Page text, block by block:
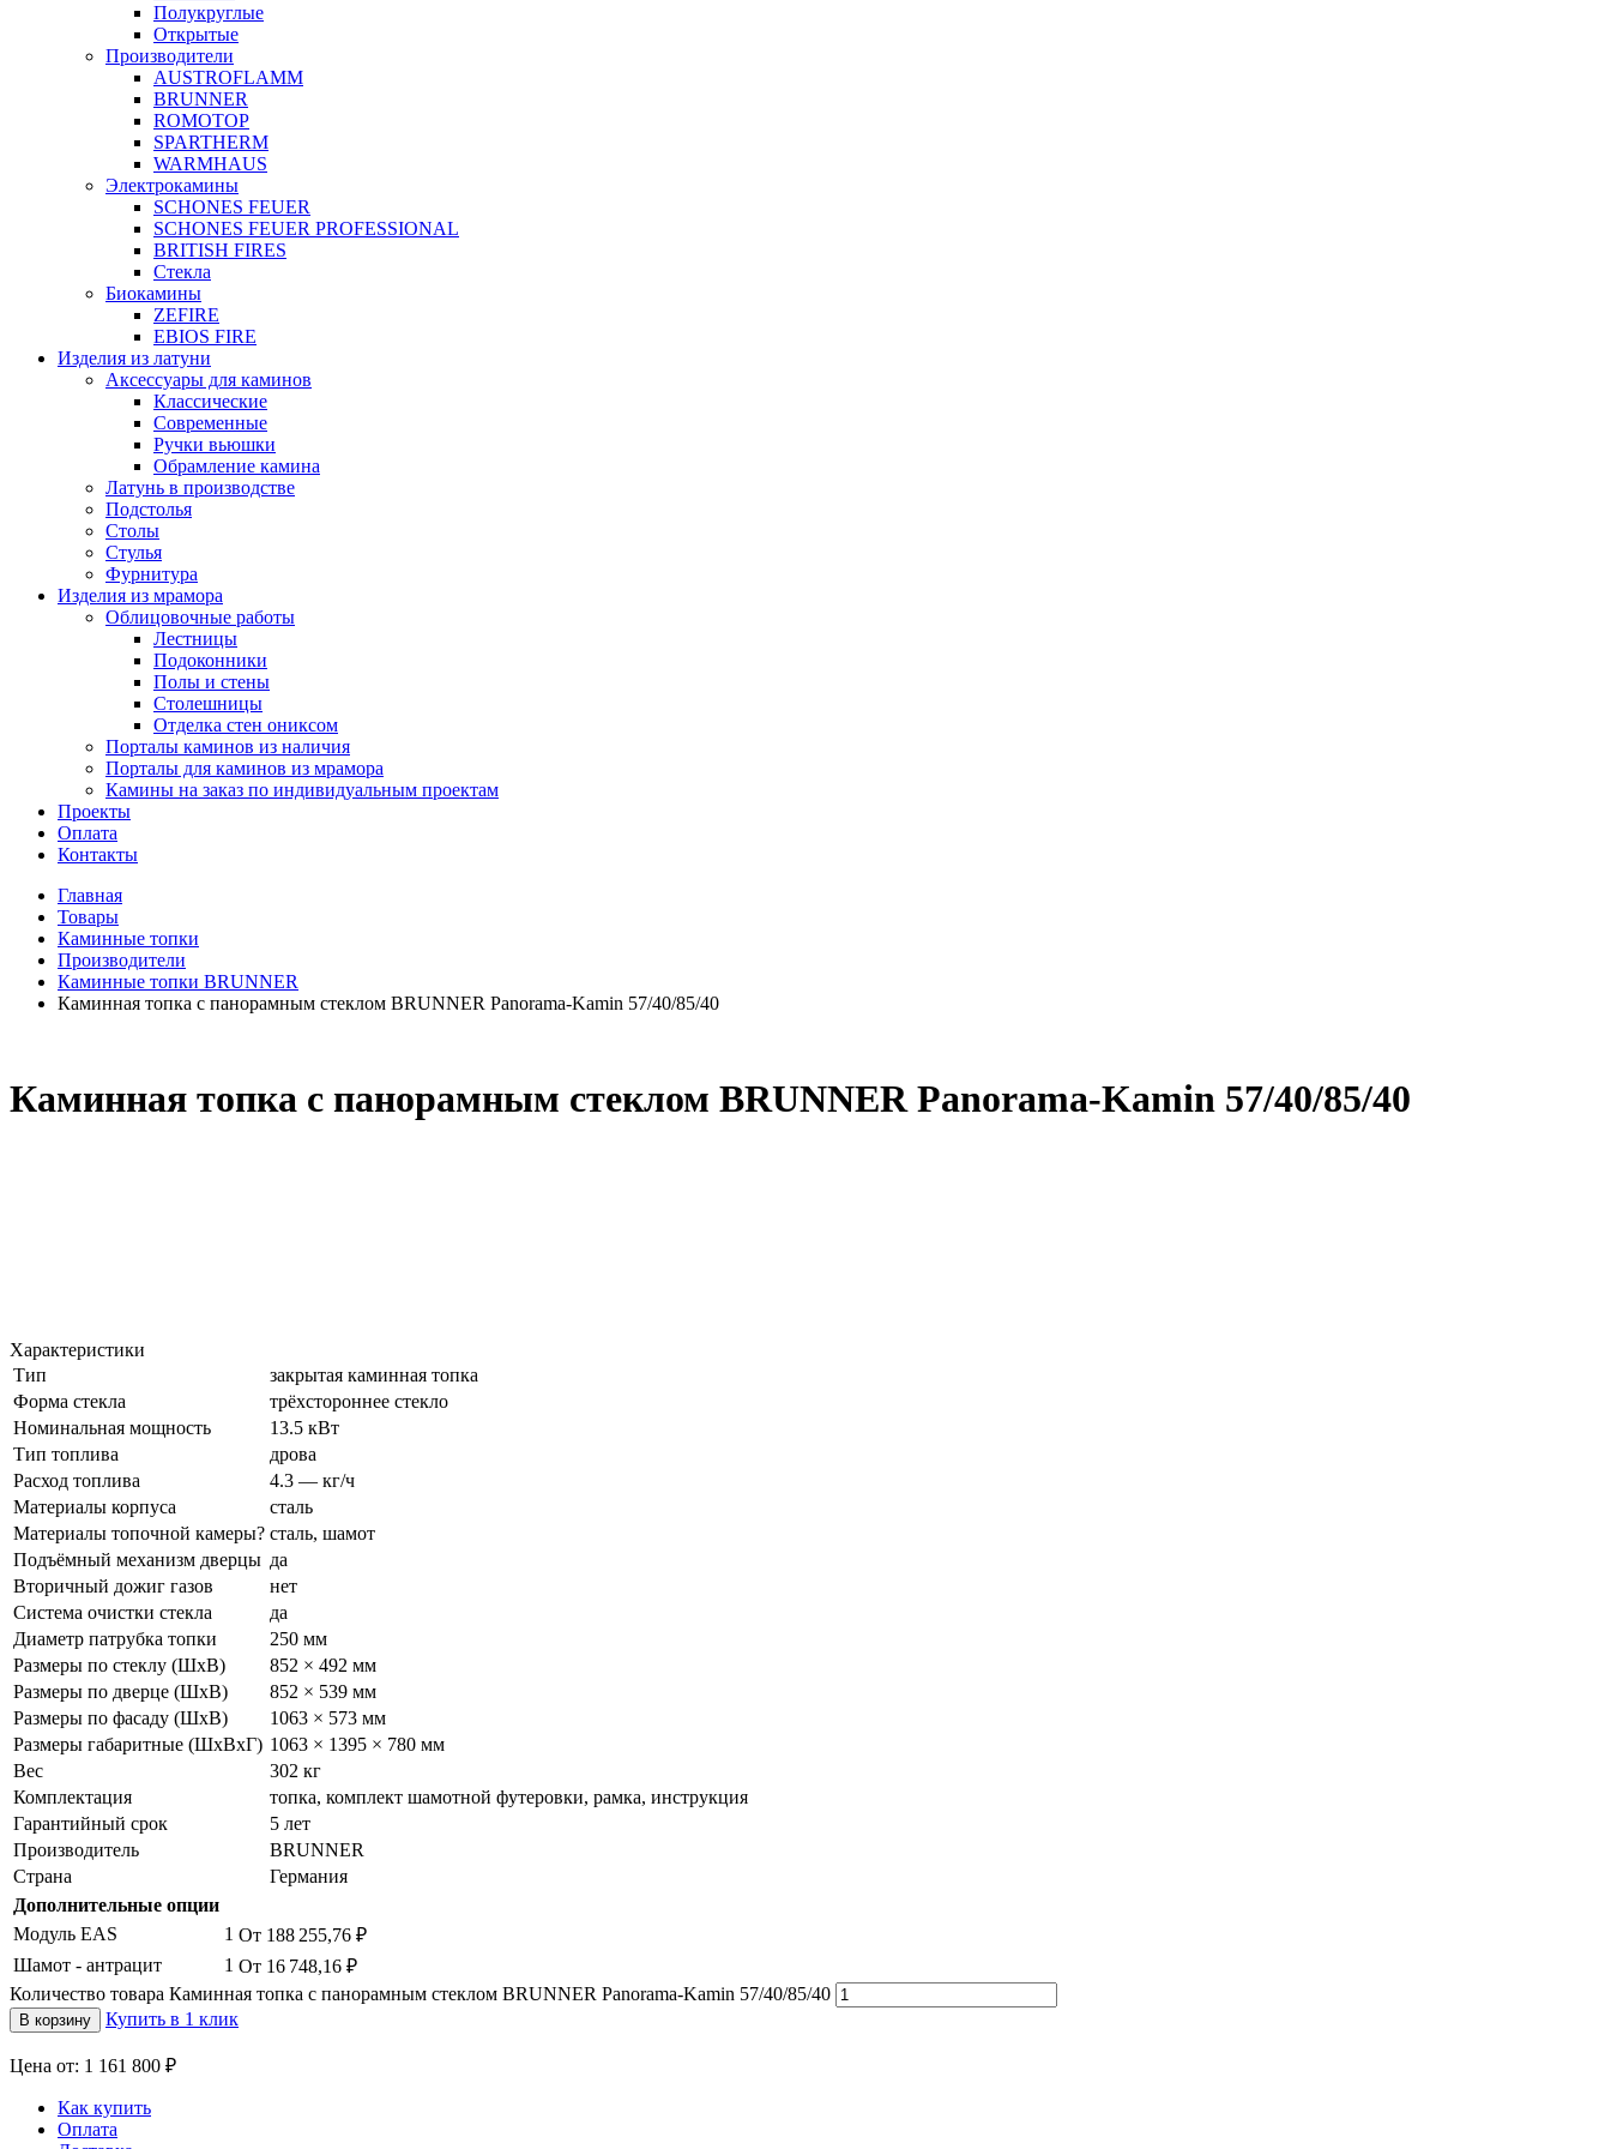
Полукруглые
Открытые
Производители
AUSTROFLAMM
BRUNNER
ROMOTOP
SPARTHERM
WARMHAUS
Электрокамины
SCHONES FEUER
SCHONES FEUER PROFESSIONAL
BRITISH FIRES
Стекла
Биокамины
ZEFIRE
EBIOS FIRE
Изделия из латуни
Аксессуары для каминов
Классические
Современные
Ручки вьюшки
Обрамление камина
Латунь в производстве
Подстолья
Столы
Стулья
Фурнитура
Изделия из мрамора
Облицовочные работы
Лестницы
Подоконники
Полы и стены
Столешницы
Отделка стен ониксом
Порталы каминов из наличия
Порталы для каминов из мрамора
Камины на заказ по индивидуальным проектам
Проекты
Оплата
Контакты
Главная
Товары
Каминные топки
Производители
Каминные топки BRUNNER
Каминная топка с панорамным стеклом BRUNNER Panorama-Kamin 57/40/85/40
Каминная топка с панорамным стеклом BRUNNER Panorama-Kamin 57/40/85/40
Характеристики
Тип
закрытая каминная топка
Форма стекла
трёхстороннее стекло
Номинальная мощность
13.5 кВт
Тип топлива
дрова
Расход топлива
4.3 — кг/ч
Материалы корпуса
сталь
Материалы топочной камеры? сталь, шамот
Подъёмный механизм дверцы да
Вторичный дожиг газов
нет
Система очистки стекла
да
Диаметр патрубка топки
250 мм
Размеры по стеклу (ШхВ)
852 × 492 мм
Размеры по дверце (ШхВ)
852 × 539 мм
Размеры по фасаду (ШхВ)
1063 × 573 мм
Размеры габаритные (ШхВхГ) 1063 × 1395 × 780 мм
Вес
302 кг
Комплектация
топка, комплект шамотной футеровки, рамка, инструкция
Гарантийный срок
5 лет
Производитель
BRUNNER
Страна
Германия
Дополнительные опции
Модуль EAS
1 От 188 255,76 ₽
Шамот - антрацит
1 От 16 748,16 ₽
Количество товара Каминная топка с панорамным стеклом BRUNNER Panorama-Kamin 57/40/85/40
В корзину Купить в 1 клик
Цена от: 1 161 800 ₽
Как купить
Оплата